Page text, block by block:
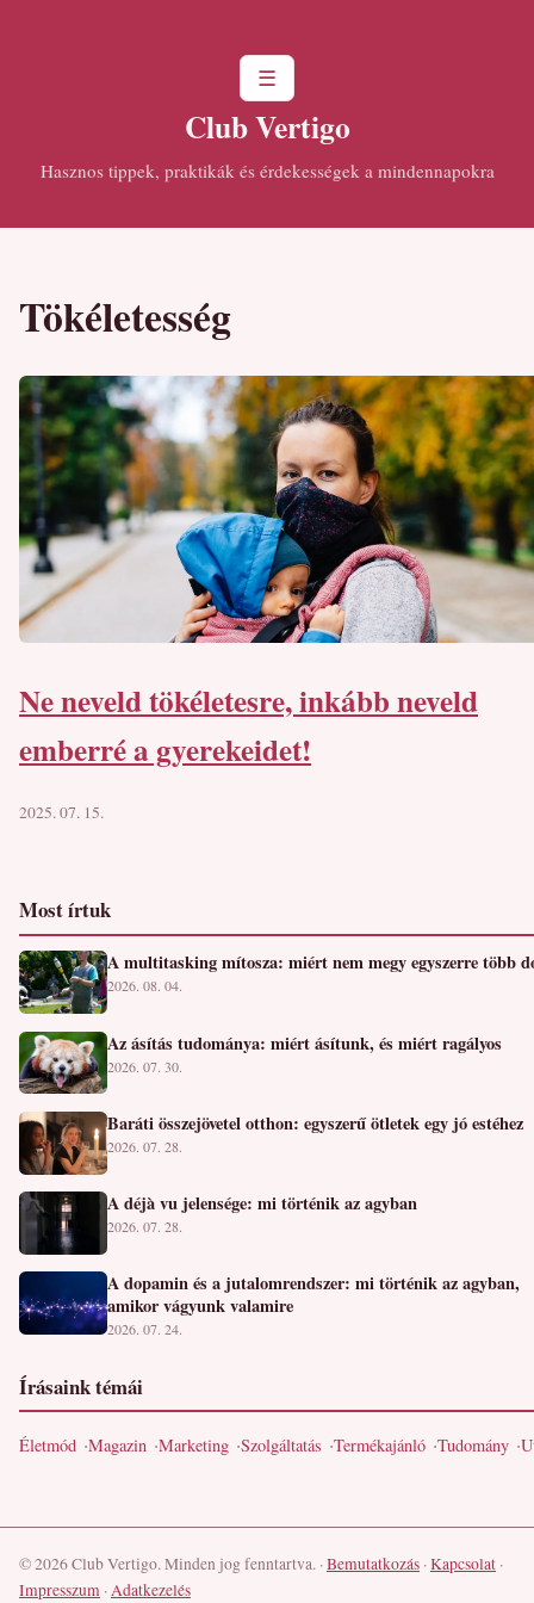
☰
Club Vertigo
Hasznos tippek, praktikák és érdekességek a mindennapokra
Tökéletesség
Ne neveld tökéletesre, inkább neveld
emberré a gyerekeidet!
2025. 07. 15.
Most írtuk
A multitasking mítosza: miért nem megy egyszerre több
2026. 08. 04.
Az ásítás tudománya: miért ásítunk, és miért ragályos
2026. 07. 30.
Baráti összejövetel otthon: egyszerű ötletek egy jó estéhez
2026. 07. 28.
A déjà vu jelensége: mi történik az agyban
2026. 07. 28.
A dopamin és a jutalomrendszer: mi történik az agyban,
amikor vágyunk valamire
2026. 07. 24.
Írásaink témái
Életmód Magazin Marketing Szolgáltatás Termékajánló Tudomány
© 2026 Club Vertigo. Minden jog fenntartva. ·Bemutatkozás ·Kapcsolat ·
Impresszum ·Adatkezelés